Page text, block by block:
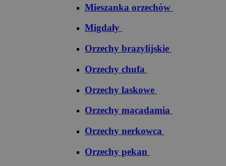
Mieszanka orzechów
Migdały
Orzechy brazylijskie
Orzechy chufa
Orzechy laskowe
Orzechy macadamia
Orzechy nerkowca
Orzechy pekan